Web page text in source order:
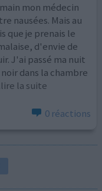
mon médecin
nausées. Mais au
que je prenais le
d'envie de
J'ai passé ma nuit
dans la chambre
la suite
0 réactions